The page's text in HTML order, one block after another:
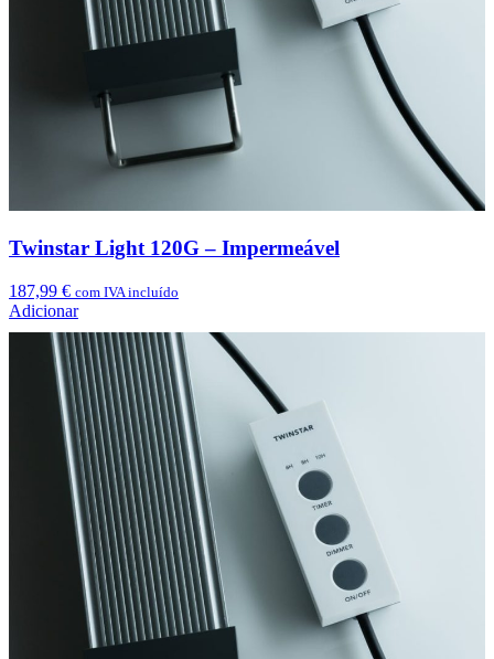
Twinstar Light 120G – Impermeável
187,99 € com IVA incluído
Adicionar